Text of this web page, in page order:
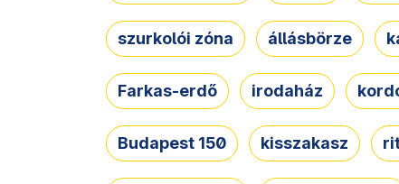
szurkolói zóna állásbörze
Farkas-erdő irodaház
Budapest 150 kisszakasz